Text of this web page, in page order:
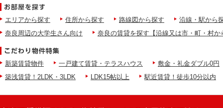
エリアから探す 住所から探す 路線図から探す
沿線・駅から
奈良周辺の大学生さん向け
奈良の賃貸を探す【沿線又は市・町・村か
新築賃貸物件 一戸建て賃貸・テラスハウス
敷金・礼金ダブル0円
築浅賃貸！2LDK・3LDK
LDK15帖以上 駅近賃貸！徒歩10分以内